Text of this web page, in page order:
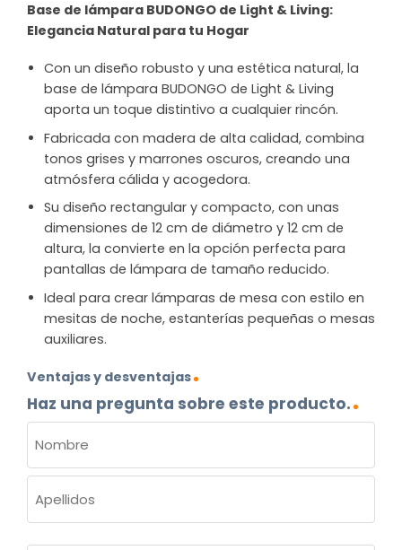
Base de lámpara BUDONGO de Light & Living:
Elegancia Natural para tu Hogar
Con un diseño robusto y una estética natural, la
base de lámpara BUDONGO de Light & Living
aporta un toque distintivo a cualquier rincón.
Fabricada con madera de alta calidad, combina
tonos grises y marrones oscuros, creando una
atmósfera cálida y acogedora.
Su diseño rectangular y compacto, con unas
dimensiones de 12 cm de diámetro y 12 cm de
altura, la convierte en la opción perfecta para
pantallas de lámpara de tamaño reducido.
Ideal para crear lámparas de mesa con estilo en
mesitas de noche, estanterías pequeñas o mesas
auxiliares.
Ventajas y desventajas
Haz una pregunta sobre este producto.
(OBLIGATORIO)
Nombre